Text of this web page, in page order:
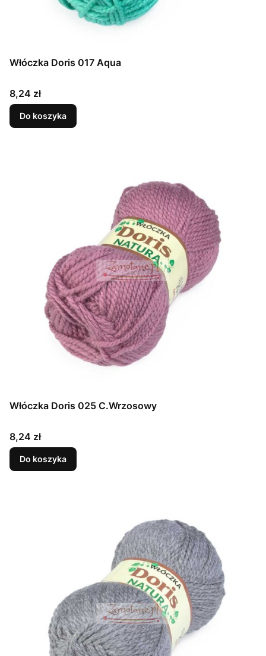
Włóczka Doris 017 Aqua
Cena
8,24 zł
Do koszyka
Włóczka Doris 025 C.Wrzosowy
Cena
8,24 zł
Do koszyka